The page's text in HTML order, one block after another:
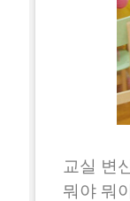
교실 변
뭐야 뭐